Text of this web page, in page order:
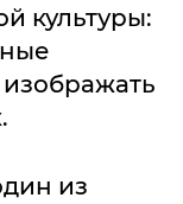
культуры:
из